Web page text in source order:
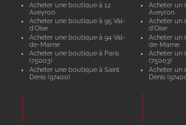
Acheter une boutique à 12
Aveyron
Acheter une boutique à 95 Val-
d'Oise
Acheter une boutique à 94 Val-
de-Marne
Acheter une boutique à Paris
(75003)
Acheter une boutique à Saint
Denis (97400)
Acheter un
Aveyron
Acheter un
d'Oise
Acheter un
de-Marne
Acheter un
(75003)
Acheter un
Denis